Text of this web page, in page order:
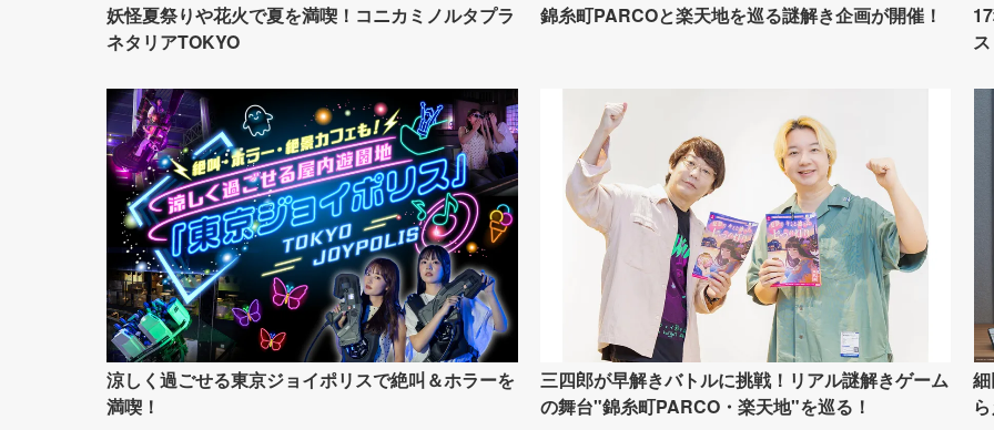
妖怪夏祭りや花火で夏を満喫！コニカミノルタプラ
ネタリアTOKYO
錦糸町PARCOと楽天地を巡る謎解き企画が開催！
涼しく過ごせる東京ジョイポリスで絶叫＆ホラーを
満喫！
三四郎が早解きバトルに挑戦！リアル謎解きゲーム
の舞台"錦糸町PARCO・楽天地"を巡る！